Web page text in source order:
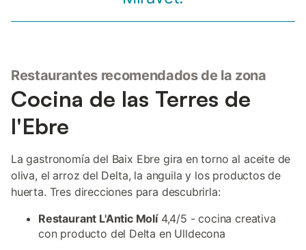
Restaurantes recomendados de la zona
Cocina de las Terres de
l'Ebre
La gastronomía del Baix Ebre gira en torno al aceite de
oliva, el arroz del Delta, la anguila y los productos de
huerta. Tres direcciones para descubrirla:
Restaurant L'Antic Molí4,4/5 - cocina creativa
con producto del Delta en Ulldecona